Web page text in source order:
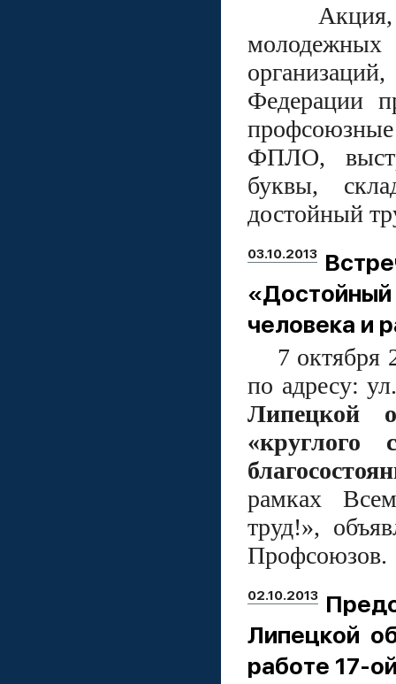
Акция, в
Федерации
профсоюзные
ФПЛО,
буквы,
достойный
03.10.2013
человека и
7 октября
по адресу:
Липецкой
«круглого
рамках
труд!»,
Профсоюзов.
02.10.2013
Липецкой
работе 17-